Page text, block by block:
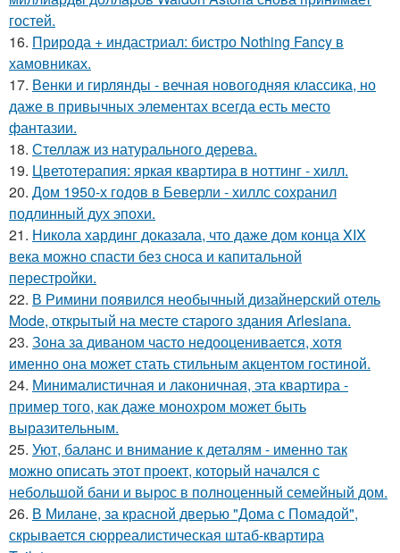
гостей.
16. Природа + индастриал: бистро Nothing Fancy в
хамовниках.
17. Венки и гирлянды - вечная новогодняя классика, но
даже в привычных элементах всегда есть место
фантазии.
18. Стеллаж из натурального дерева.
19. Цветотерапия: яркая квартира в ноттинг - хилл.
20. Дом 1950-х годов в Беверли - хиллс сохранил
подлинный дух эпохи.
21. Никола хардинг доказала, что даже дом конца XIX
века можно спасти без сноса и капитальной
перестройки.
22. В Римини появился необычный дизайнерский отель
Mode, открытый на месте старого здания Arlesiana.
23. Зона за диваном часто недооценивается, хотя
именно она может стать стильным акцентом гостиной.
24. Минималистичная и лаконичная, эта квартира -
пример того, как даже монохром может быть
выразительным.
25. Уют, баланс и внимание к деталям - именно так
можно описать этот проект, который начался с
небольшой бани и вырос в полноценный семейный дом.
26. В Милане, за красной дверью "Дома с Помадой",
скрывается сюрреалистическая штаб-квартира